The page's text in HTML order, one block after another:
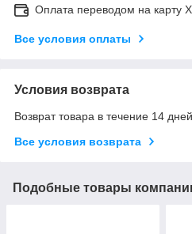
Оплата переводом на карту
Все условия оплаты
Условия возврата
Возврат товара в течение 14
Все условия возврата
Подобные товары